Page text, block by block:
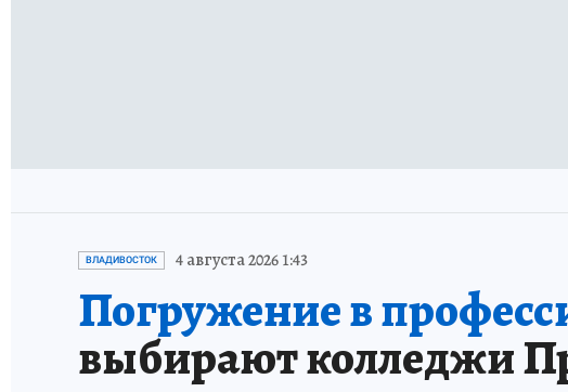
ВЛАДИВОСТОК 4 августа 2026 1:43
Погружение в
выбирают колледжи